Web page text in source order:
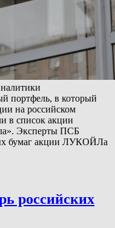
портфель, в который
на российском
в список акции
Эксперты ПСБ
бумаг акции ЛУКОЙЛа
российских